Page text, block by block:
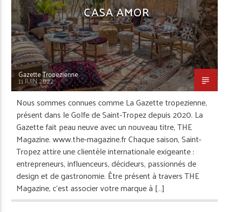
CASA AMOR
Gazette Tropezienne
11 JUIN 2022
Nous sommes connues comme La Gazette tropezienne,
présent dans le Golfe de Saint-Tropez depuis 2020. La
Gazette fait peau neuve avec un nouveau titre, THE
Magazine. www.the-magazine.fr Chaque saison, Saint-
Tropez attire une clientèle internationale exigeante :
entrepreneurs, influenceurs, décideurs, passionnés de
design et de gastronomie. Être présent à travers THE
Magazine, c’est associer votre marque à […]